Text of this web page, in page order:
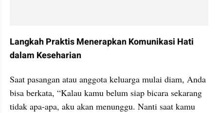
Langkah Praktis Menerapkan Komunikasi Hati
dalam Keseharian
Saat pasangan atau anggota keluarga mulai diam, Anda
bisa berkata, “Kalau kamu belum siap bicara sekarang
tidak apa-apa, aku akan menunggu. Nanti saat kamu